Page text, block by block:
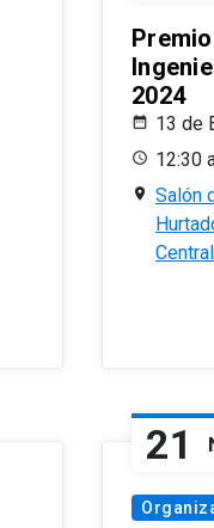
2024
13 de
12:30
Salón
Central
21